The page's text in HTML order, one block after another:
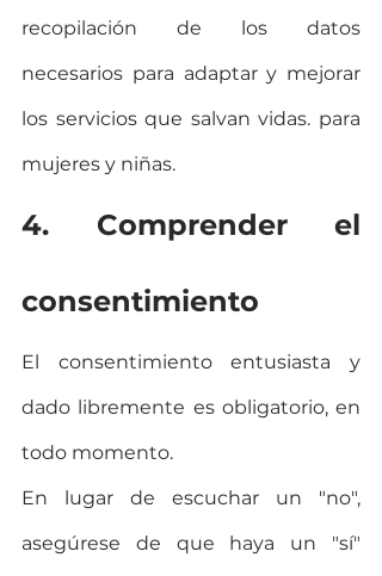
recopilación de los datos
necesarios para adaptar y mejorar
los servicios que salvan vidas. para
mujeres y niñas.
4. Comprender el
consentimiento
El consentimiento entusiasta y
dado libremente es obligatorio, en
todo momento.
En lugar de escuchar un "no",
asegúrese de que haya un "sí"